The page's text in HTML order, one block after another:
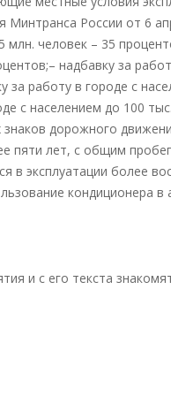
Минтранса России от 6
человек – 35
надбавку за
за работу в городе с
с населением до 100
дорожного
пяти лет, с общим
в эксплуатации более
кондиционера
и с его текста